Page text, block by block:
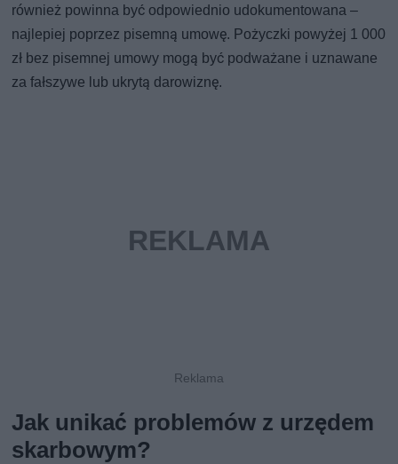
również powinna być odpowiednio udokumentowana –
najlepiej poprzez pisemną umowę. Pożyczki powyżej 1 000
zł bez pisemnej umowy mogą być podważane i uznawane
za fałszywe lub ukrytą darowiznę.
Jak unikać problemów z urzędem
skarbowym?